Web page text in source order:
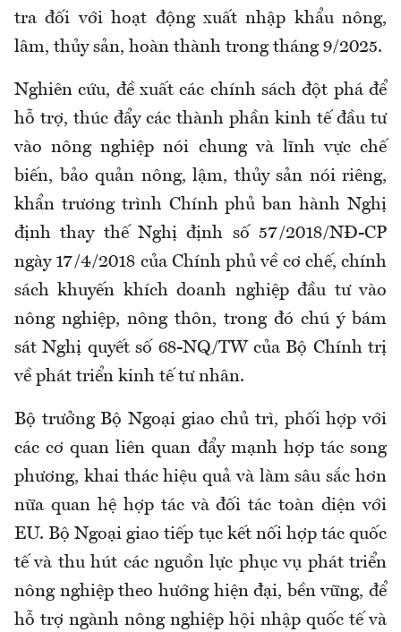
tra đối với hoạt động xuất nhập khẩu nông,
lâm, thủy sản, hoàn thành trong tháng 9/2025.
Nghiên cứu, đề xuất các chính sách đột phá để
hỗ trợ, thúc đẩy các thành phần kinh tế đầu tư
vào nông nghiệp nói chung và lĩnh vực chế
biến, bảo quản nông, lậm, thủy sản nói riêng,
khẩn trương trình Chính phủ ban hành Nghị
định thay thế Nghị định số 57/2018/NĐ-CP
ngày 17/4/2018 của Chính phủ về cơ chế, chính
sách khuyến khích doanh nghiệp đầu tư vào
nông nghiệp, nông thôn, trong đó chú ý bám
sát Nghị quyết số 68-NQ/TW của Bộ Chính trị
về phát triển kinh tế tư nhân.
Bộ trưởng Bộ Ngoại giao chủ trì, phối hợp với
các cơ quan liên quan đẩy mạnh hợp tác song
phương, khai thác hiệu quả và làm sâu sắc hơn
nữa quan hệ hợp tác và đối tác toàn diện với
EU. Bộ Ngoại giao tiếp tục kết nối hợp tác quốc
tế và thu hút các nguồn lực phục vụ phát triển
nông nghiệp theo hướng hiện đại, bền vững, để
hỗ trợ ngành nông nghiệp hội nhập quốc tế và